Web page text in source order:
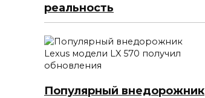
реальность
Популярный внедорожник